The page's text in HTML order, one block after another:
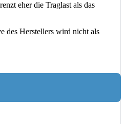
eher die Traglast als das
des Herstellers wird nicht als